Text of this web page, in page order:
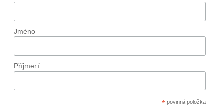
Jméno
Příjmení
*povinná položka